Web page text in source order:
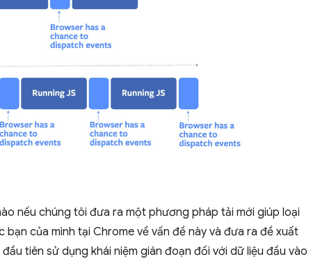
nếu chúng tôi đưa ra một phương pháp tải mới giúp loại
của mình tại Chrome về vấn đề này và đưa ra đề xuất
đầu tiên sử dụng khái niệm gián đoạn đối với dữ liệu đầu vào